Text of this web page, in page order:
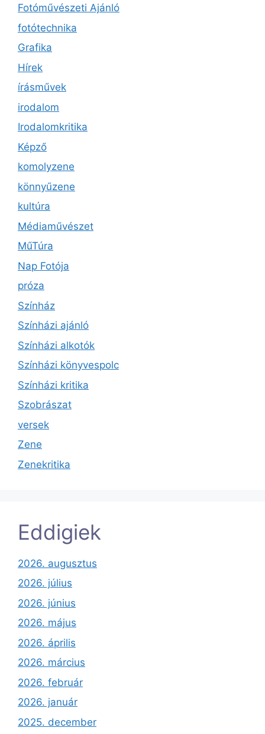
Fotóművészeti Ajánló
fotótechnika
Grafika
Hírek
írásművek
irodalom
Irodalomkritika
Képző
komolyzene
könnyűzene
kultúra
Médiaművészet
MűTúra
Nap Fotója
próza
Színház
Színházi ajánló
Színházi alkotók
Színházi könyvespolc
Színházi kritika
Szobrászat
versek
Zene
Zenekritika
Eddigiek
2026. augusztus
2026. július
2026. június
2026. május
2026. április
2026. március
2026. február
2026. január
2025. december